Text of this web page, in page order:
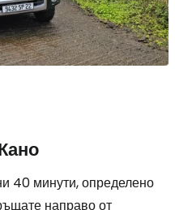
40 минути, определено
направо от